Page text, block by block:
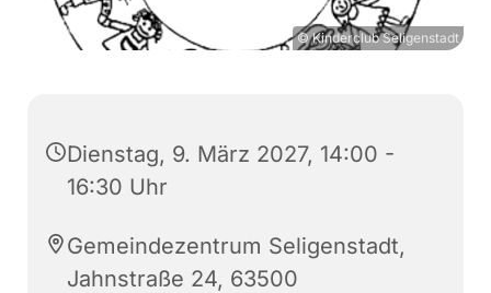
© Kinderclub Seligenstadt
Dienstag, 9. März 2027, 14:00 -
16:30 Uhr
Gemeindezentrum Seligenstadt,
Jahnstraße 24, 63500